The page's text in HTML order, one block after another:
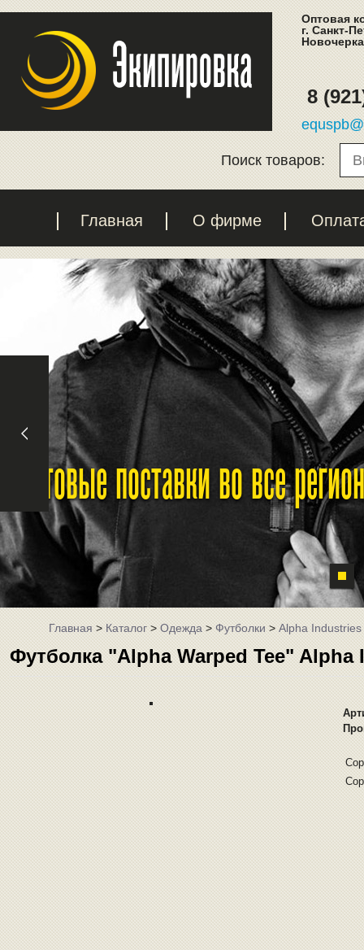
Оптовая
г. Санкт-
8
Поиск товаров:
Главная О фирме
Оптовые поставки во все
Главная>Каталог>Одежда>Футболки>Alpha Industries
Футболка "Alpha Warped Tee"